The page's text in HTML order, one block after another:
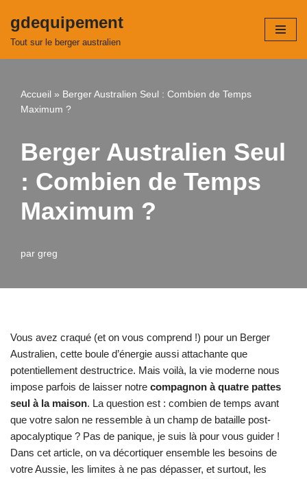
Aller
gdequipement
Tout sur le berger australien
Accueil » Berger Australien Seul : Combien de Temps
Maximum ?
Berger Australien Seul
: Combien de Temps
Maximum ?
par greg
Vous avez craqué (et on vous comprend !) pour un Berger
Australien, cette boule d’énergie aussi attachante que
potentiellement destructrice. Mais voilà, la vie moderne nous
impose parfois de laisser notre compagnon à quatre pattes
seul à la maison. La question est : combien de temps avant
que votre salon ne ressemble à un champ de bataille post-
apocalyptique ? Pas de panique, je suis là pour vous guider !
Dans cet article, on va décortiquer ensemble les besoins de
votre Aussie, les limites à ne pas dépasser, et surtout, les